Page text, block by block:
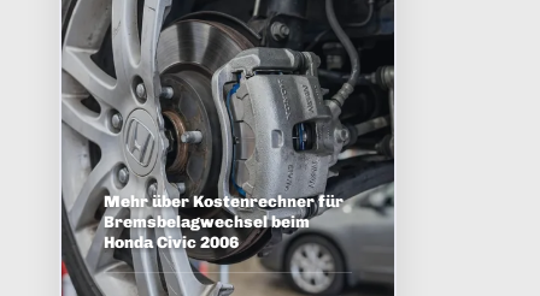
Mehr über Kostenrechner für
Bremsbelagwechsel beim
Honda Civic 2006